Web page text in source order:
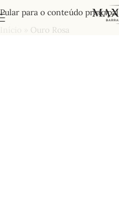
Pular para o conteúdo principal
Ouro Rosa